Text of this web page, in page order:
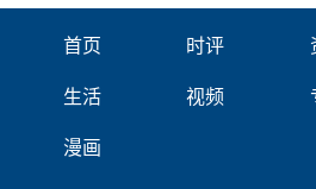
首页 时评
生活 视频
漫画